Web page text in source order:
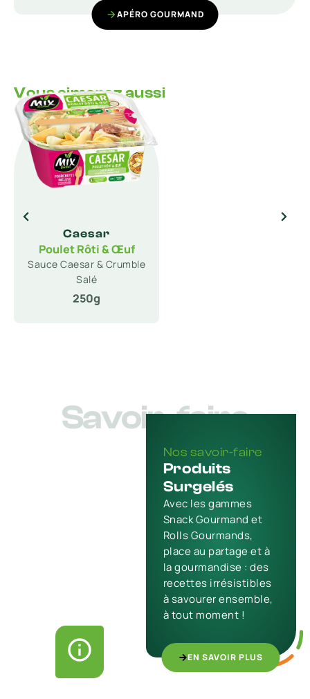
APÉRO GOURMAND
Vous aimerez aussi
Caesar
Poulet Rôti & Œuf
Sauce Caesar & Crumble
Salé
250g
Savoir-faire
Nos savoir-faire
Produits
Surgelés
Avec les gammes
Snack Gourmand et
Rolls Gourmands,
place au partage et à
la gourmandise : des
recettes irrésistibles
à savourer ensemble,
à tout moment !
EN SAVOIR PLUS